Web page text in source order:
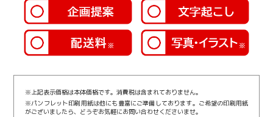
※上記表示価格は本体価格です。消費税は含まれておりません。
※パンフレット印刷用紙は他にも豊富にご準備しております。ご希望の印刷用紙
がございましたら、どうぞお気軽にお問い合わせくださいませ。